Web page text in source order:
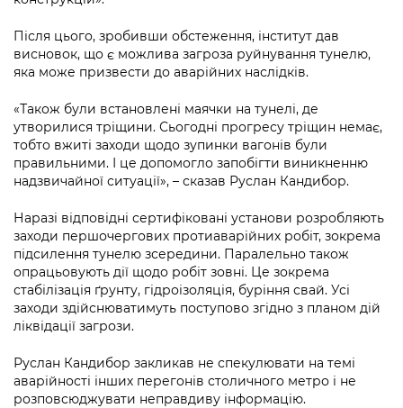
Після цього, зробивши обстеження, інститут дав
висновок, що є можлива загроза руйнування тунелю,
яка може призвести до аварійних наслідків.
«Також були встановлені маячки на тунелі, де
утворилися тріщини. Сьогодні прогресу тріщин немає,
тобто вжиті заходи щодо зупинки вагонів були
правильними. І це допомогло запобігти виникненню
надзвичайної ситуації», – сказав Руслан Кандибор.
Наразі відповідні сертифіковані установи розробляють
заходи першочергових протиаварійних робіт, зокрема
підсилення тунелю зсередини. Паралельно також
опрацьовують дії щодо робіт зовні. Це зокрема
стабілізація ґрунту, гідроізоляція, буріння свай. Усі
заходи здійснюватимуть поступово згідно з планом дій
ліквідації загрози.
Руслан Кандибор закликав не спекулювати на темі
аварійності інших перегонів столичного метро і не
розповсюджувати неправдиву інформацію.